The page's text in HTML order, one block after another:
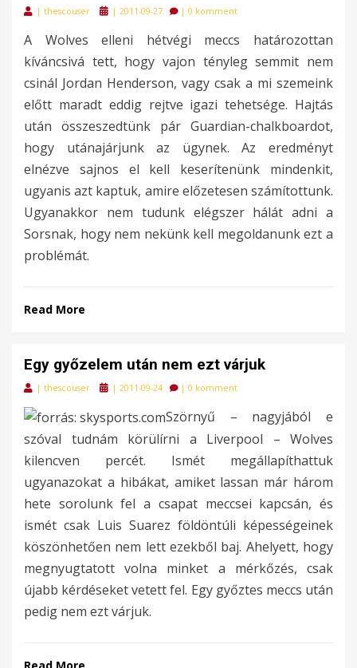
| thescouser
Posted
| 2011-09-27 | 0 komment
A Wolves elleni hétvégi meccs határozottan
kíváncsivá tett, hogy vajon tényleg semmit nem
csinál Jordan Henderson, vagy csak a mi szemeink
előtt maradt eddig rejtve igazi tehetsége. Hajtás
után összeszedtünk pár Guardian-chalkboardot,
hogy utánajárjunk az ügynek. Az eredményt
elnézve sajnos el kell keserítenünk mindenkit,
ugyanis azt kaptuk, amire előzetesen számítottunk.
Ugyanakkor nem tudunk elégszer hálát adni a
Sorsnak, hogy nem nekünk kell megoldanunk ezt a
problémát.
Read More
Egy győzelem után nem ezt várjuk
| thescouser
Posted
| 2011-09-24 | 0 komment
Szörnyű – nagyjából e
szóval tudnám körülírni a Liverpool – Wolves
kilencven percét. Ismét megállapíthattuk
ugyanazokat a hibákat, amiket lassan már három
hete sorolunk fel a csapat meccsei kapcsán, és
ismét csak Luis Suarez földöntúli képességeinek
köszönhetően nem lett ezekből baj. Ahelyett, hogy
megnyugtatott volna minket a mérkőzés, csak
újabb kérdéseket vetett fel. Egy győztes meccs után
pedig nem ezt várjuk.